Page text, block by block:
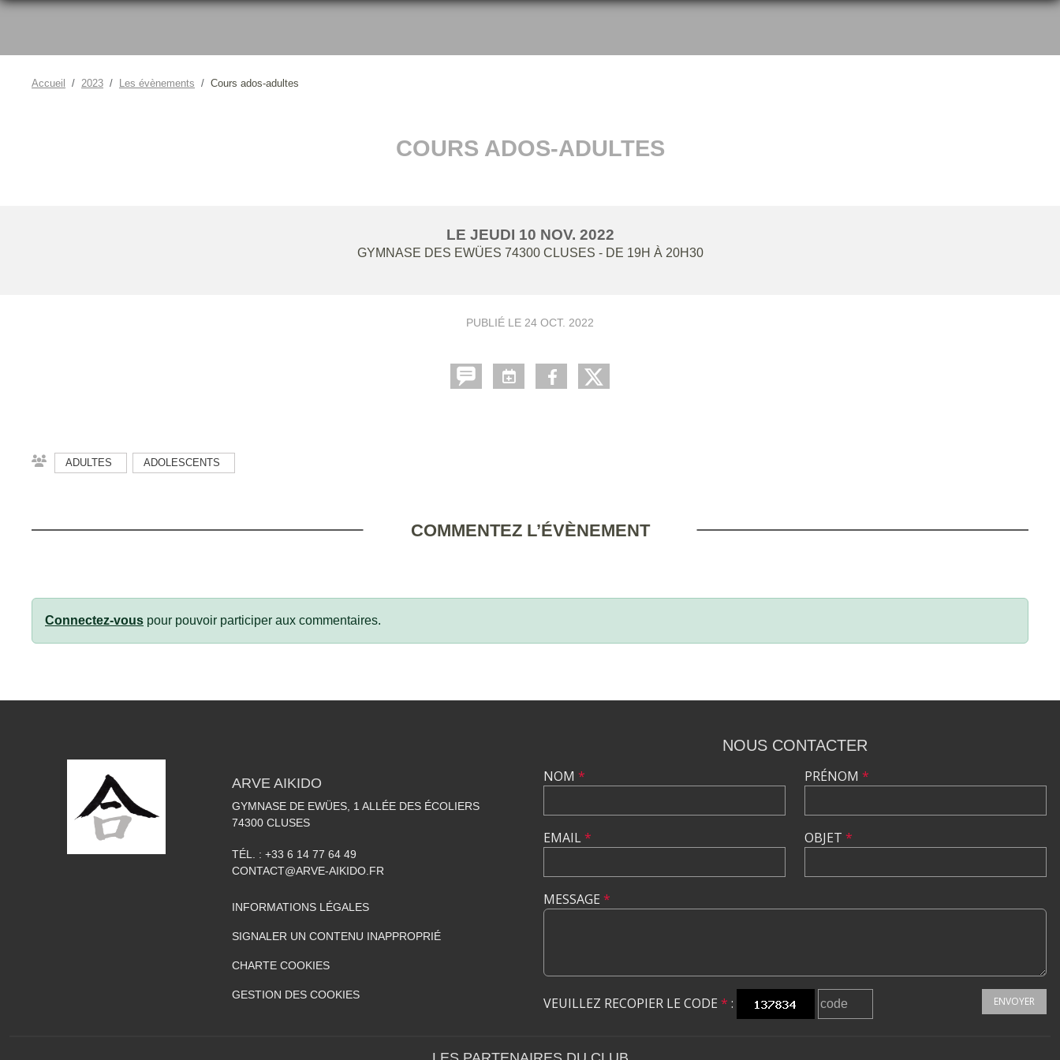
Accueil 2023 Les évènements Cours ados-adultes
COURS ADOS-ADULTES
LE JEUDI 10 NOV. 2022
GYMNASE DES EWÜES 74300 CLUSES - DE 19H À 20H30
PUBLIÉ LE 24 OCT. 2022
ADULTES ADOLESCENTS
COMMENTEZ L’ÉVÈNEMENT
Connectez-vous pour pouvoir participer aux commentaires.
ARVE AIKIDO
GYMNASE DE EWÜES, 1 ALLÉE DES ÉCOLIERS
74300 CLUSES
TÉL. : +33 6 14 77 64 49
CONTACT@ARVE-AIKIDO.FR
INFORMATIONS LÉGALES
SIGNALER UN CONTENU INAPPROPRIÉ
CHARTE COOKIES
GESTION DES COOKIES
NOUS CONTACTER
NOM *
EMAIL*
PRÉNOM *
OBJET *
MESSAGE *
VEUILLEZ RECOPIER LE CODE * : ENVOYER